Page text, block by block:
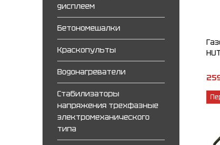
дисплеем
Бетономешалки
Краскопульты
Водонагреватели
Стабилизаторы
напряжения трехфазные
электромеханического
типа